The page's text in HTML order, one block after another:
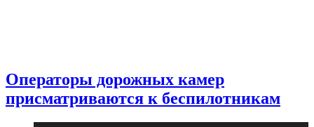
Операторы дорожных камер
присматриваются к беспилотникам